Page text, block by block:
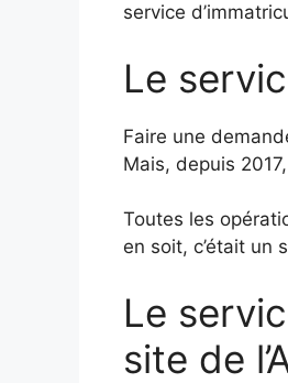
service
Le
Faire une
Mais, depuis
Toutes les
en soit, c’était un
Le
site de